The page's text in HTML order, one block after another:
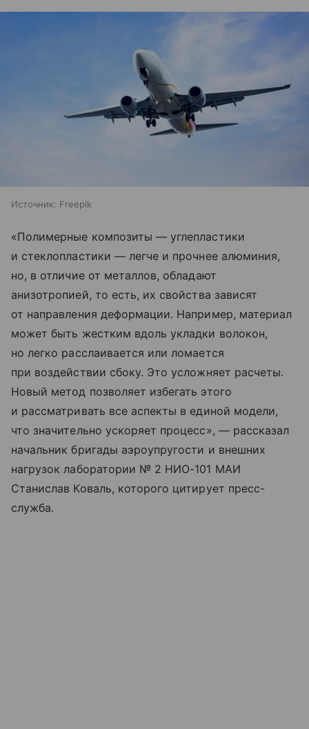
Источник: Freepik
«Полимерные композиты — углепластики
и стеклопластики — легче и прочнее алюминия,
но, в отличие от металлов, обладают
анизотропией, то есть, их свойства зависят
от направления деформации. Например, материал
может быть жестким вдоль укладки волокон,
но легко расслаивается или ломается
при воздействии сбоку. Это усложняет расчеты.
Новый метод позволяет избегать этого
и рассматривать все аспекты в единой модели,
что значительно ускоряет процесс», — рассказал
начальник бригады аэроупругости и внешних
нагрузок лаборатории № 2 НИО-101 МАИ
Станислав Коваль, которого цитирует пресс-
служба.